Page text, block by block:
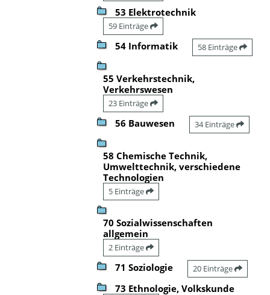
53 Elektrotechnik
59 Einträge
54 Informatik 58 Einträge
55 Verkehrstechnik,
Verkehrswesen
23 Einträge
56 Bauwesen 34 Einträge
58 Chemische Technik,
Umwelttechnik, verschiedene
Technologien
5 Einträge
70 Sozialwissenschaften
allgemein
2 Einträge
71 Soziologie 20 Einträge
73 Ethnologie, Volkskunde